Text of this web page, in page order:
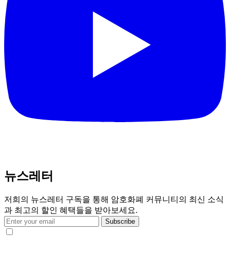
뉴스레터
저희의 뉴스레터 구독을 통해 암호화폐 커뮤니티의 최신 소식
과 최고의 할인 혜택들을 받아보세요.
Subscribe